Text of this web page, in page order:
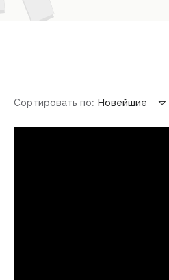
Сортировать по: Новейшие